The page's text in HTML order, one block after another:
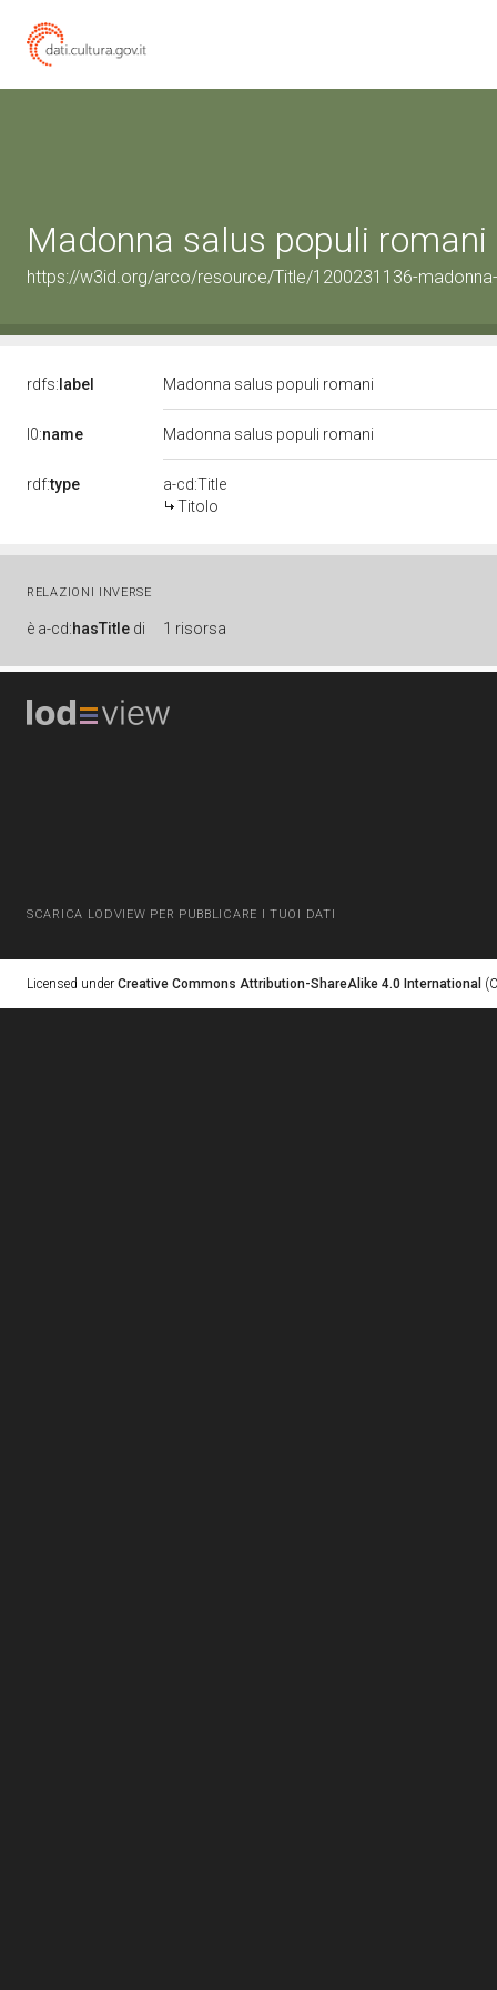
Madonna salus populi romani
https://w3id.org/arco/resource/Title/1200231136-
rdfs: label Madonna salus populi romani
l0:name Madonna salus populi romani
rdf:type
a-cd:Title
Titolo
RELAZIONI INVERSE
è a-cd:hasTitle di 1 risorsa
SCARICA LODVIEW PER PUBBLICARE I TUOI DATI
Licensed under Creative Commons Attribution-ShareAlike 4.0 International